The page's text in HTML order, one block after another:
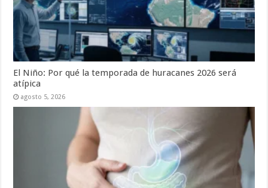
El Niño: Por qué la temporada de huracanes 2026 será
atípica
agosto 5, 2026